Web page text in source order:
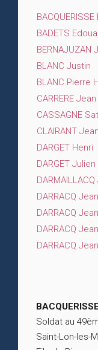
BADETS
BERNAJUZAN
BLANC Justin
BLANC Pierre
CARRERE Jean
CASSAGNE
CLAIRANT
DARGET Henri
DARGET Julien
DARRACQ
DARRACQ
DARRACQ
DARRACQ
Soldat au
Saint-Lon-les-